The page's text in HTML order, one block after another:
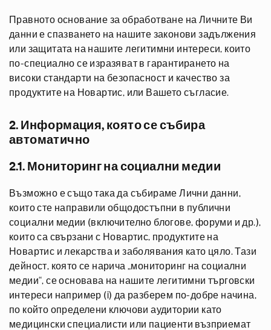
Правното основание за обработване на Личните Ви
данни е спазването на нашите законови задължения
или защитата на нашите легитимни интереси, които
по-специално се изразяват в гарантирането на
високи стандарти на безопасност и качество за
продуктите на Новартис, или Вашето съгласие.
2. Информация, която се събира
автоматично
2.1. Мониторинг на социални медии
Възможно е също така да събираме Лични данни,
които сте направили общодостъпни в публични
социални медии (включително блогове, форуми и др.),
които са свързани с Новартис, продуктите на
Новартис и лекарства и заболявания като цяло. Тази
дейност, която се нарича „мониторинг на социални
медии“, се основава на нашите легитимни търговски
интереси например (i) да разберем по-добре начина,
по който определени ключови аудитории като
медицински специалисти или пациенти възприемат